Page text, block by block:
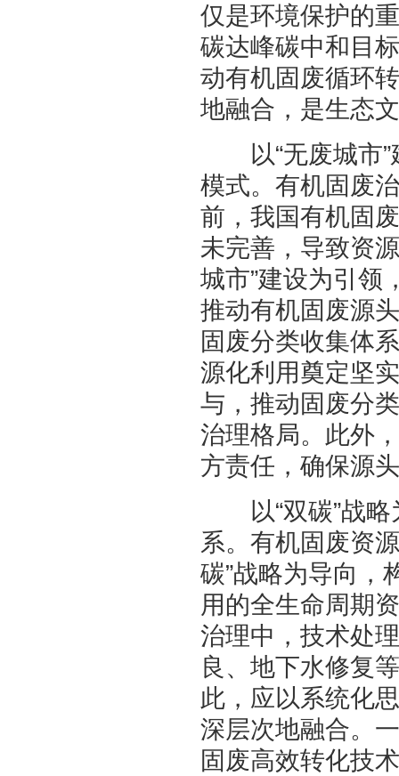
仅是环境保护的
碳达峰碳中和目
动有机固废循环
地融合，是生态
以“无废城市”
模式。有机固废
前，我国有机固
未完善，导致资
城市”建设为引领
推动有机固废源
固废分类收集体
源化利用奠定坚
与，推动固废分
治理格局。此外
方责任，确保源
以“双碳”战略
系。有机固废资
碳”战略为导向，
用的全生命周期
治理中，技术处
良、地下水修复
此，应以系统化
深层次地融合。
固废高效转化技